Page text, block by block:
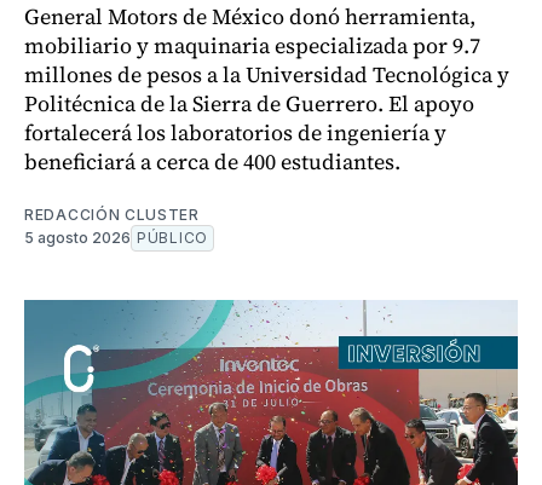
General Motors de México donó herramienta,
mobiliario y maquinaria especializada por 9.7
millones de pesos a la Universidad Tecnológica y
Politécnica de la Sierra de Guerrero. El apoyo
fortalecerá los laboratorios de ingeniería y
beneficiará a cerca de 400 estudiantes.
REDACCIÓN CLUSTER
5 agosto 2026 PÚBLICO